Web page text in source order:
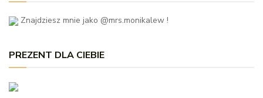
Znajdziesz mnie jako @mrs.monikalew !
PREZENT DLA CIEBIE